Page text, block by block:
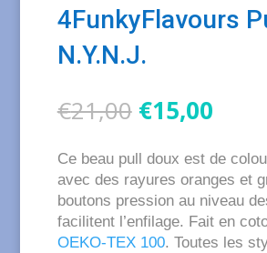
4FunkyFlavours
N.Y.N.J.
€21,00 Le
prix
initial
était :
€21,00.
€15,00Le
est :
Ce beau pull doux est de
avec des rayures oranges et
boutons pression au niveau
facilitent l’enfilage. Fait en
OEKO-TEX 100. Toutes les